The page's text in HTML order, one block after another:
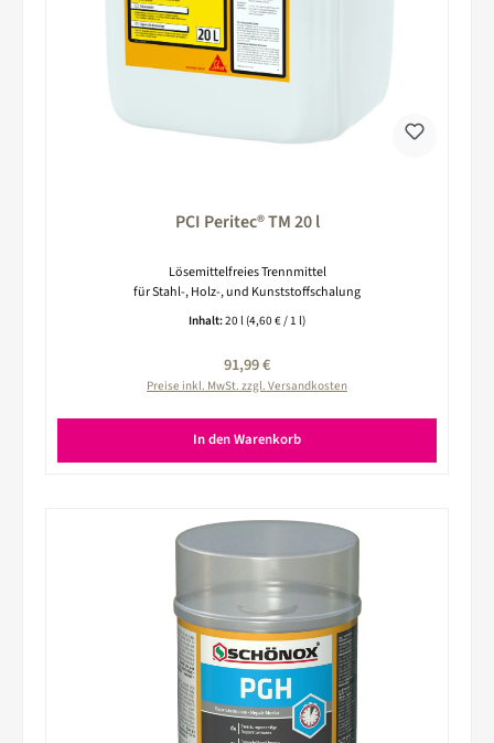
PCI Peritec® TM 20 l
Lösemittelfreies Trennmittel
für Stahl-, Holz-, und Kunststoffschalung
Inhalt:20 l (4,60 € / 1 l)
Regulärer Preis:
91,99 €
Preise inkl. MwSt. zzgl. Versandkosten
In den Warenkorb